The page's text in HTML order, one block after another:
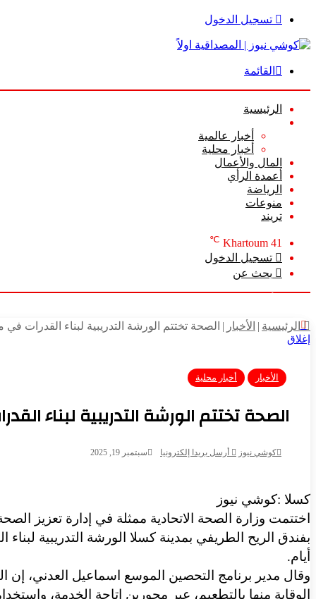
تسجيل الدخول
القائمة
الرئيسية
أخبار عالمية
أخبار محلية
المال والأعمال
أعمدة الرأي
الرياضة
منوعات
تريند
Khartoum 41
℃
تسجيل الدخول
بحث عن
الرئيسية | الأخبار | الصحة تختتم الورشة التدريبية لبناء القدرات
الأخبار أخبار محلية
الصحة تختتم الورشة التدريبية لبناء
كوشي نيوز أرسل بريدا إلكترونيا سبتمبر 19, 2025
كسلا :كوشي نيوز
اختتمت وزارة الصحة الاتحادية ممثلة في إدارة تعزيز
بفندق الريح الطريفي بمدينة كسلا الورشة التدريبية
أيام.
وقال مدير برنامج التحصين الموسع اسماعيل العدني،
الوقاية منها بالتطعيم، عبر محورين إتاحة الخدمة،
إغلاق